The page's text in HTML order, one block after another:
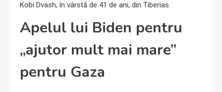
Kobi Dvash, în vârstă de 41 de ani, din Tiberias.
Apelul lui Biden pentru
„ajutor mult mai mare”
pentru Gaza